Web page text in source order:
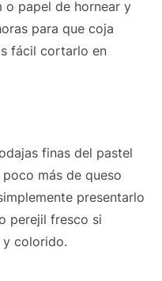
o papel de hornear y
para que coja
fácil cortarlo en
finas del pastel
más de queso
presentarlo
perejil fresco si
colorido.